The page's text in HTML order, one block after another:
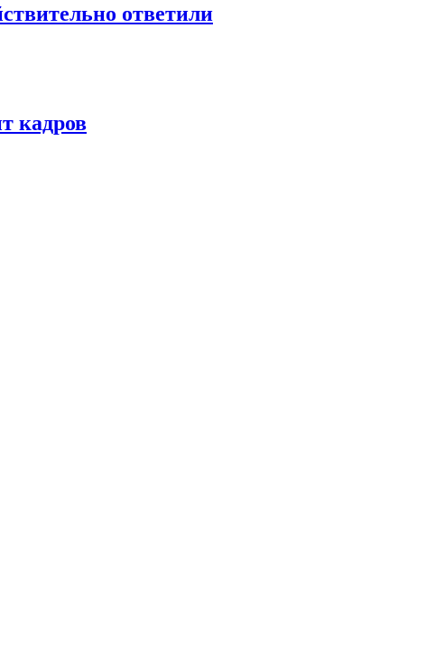
ответили
кадров